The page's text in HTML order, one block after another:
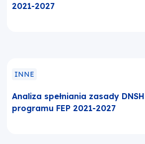
2021-2027
INNE
Analiza spełniania zasady
programu FEP 2021-2027